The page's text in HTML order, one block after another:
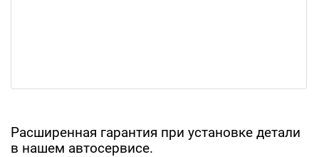
Расширенная гарантия при установке детали
в нашем автосервисе.